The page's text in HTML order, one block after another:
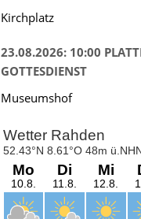
Kirchplatz
23.08.2026: 10:00
GOTTESDIENST
Museumshof